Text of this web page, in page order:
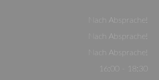
Nach Absprache!
Nach Absprache!
Nach Absprache!
16:00 - 18:30